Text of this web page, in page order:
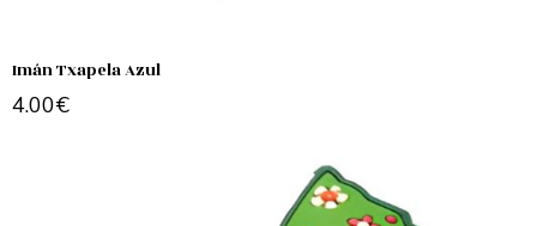
Imán Txapela Azul
4.00€